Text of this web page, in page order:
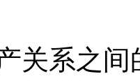
生产关